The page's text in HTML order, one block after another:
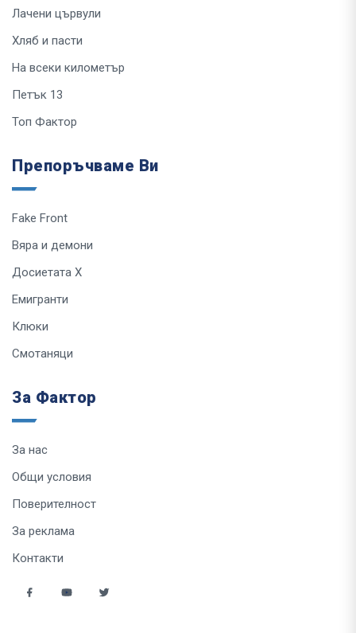
Лачени цървули
Хляб и пасти
На всеки километър
Петък 13
Топ Фактор
Препоръчваме Ви
Fake Front
Вяра и демони
Досиетата Х
Емигранти
Клюки
Смотаняци
За Фактор
За нас
Общи условия
Поверителност
За реклама
Контакти